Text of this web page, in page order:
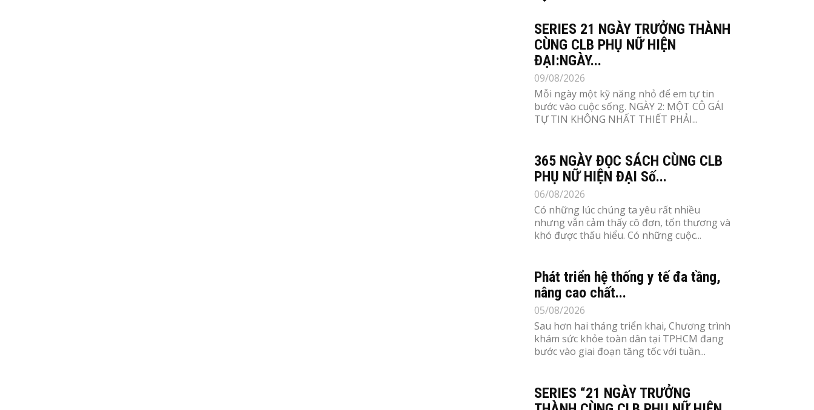
SERIES 21 NGÀY TRƯỞNG THÀNH
CÙNG CLB PHỤ NỮ HIỆN
ĐẠI:NGÀY...
09/08/2026
Mỗi ngày một kỹ năng nhỏ để em tự tin
bước vào cuộc sống. NGÀY 2: MỘT CÔ GÁI
TỰ TIN KHÔNG NHẤT THIẾT PHẢI...
365 NGÀY ĐỌC SÁCH CÙNG CLB
PHỤ NỮ HIỆN ĐẠI Số...
06/08/2026
Có những lúc chúng ta yêu rất nhiều
nhưng vẫn cảm thấy cô đơn, tổn thương và
khó được thấu hiểu. Có những cuộc...
Phát triển hệ thống y tế đa tầng,
nâng cao chất...
05/08/2026
Sau hơn hai tháng triển khai, Chương trình
khám sức khỏe toàn dân tại TPHCM đang
bước vào giai đoạn tăng tốc với tuần...
SERIES “21 NGÀY TRƯỞNG